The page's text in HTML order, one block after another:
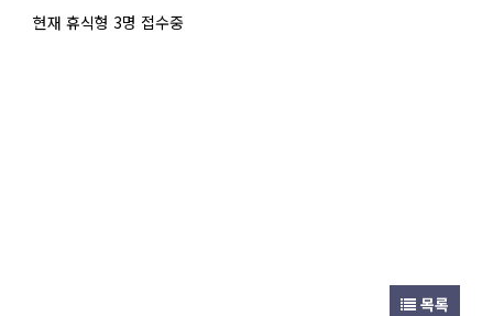
현재 휴식형 3명 접수중
목록